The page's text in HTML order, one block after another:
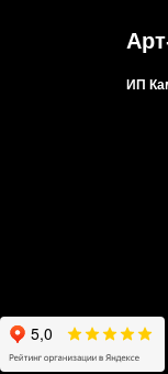
ИП